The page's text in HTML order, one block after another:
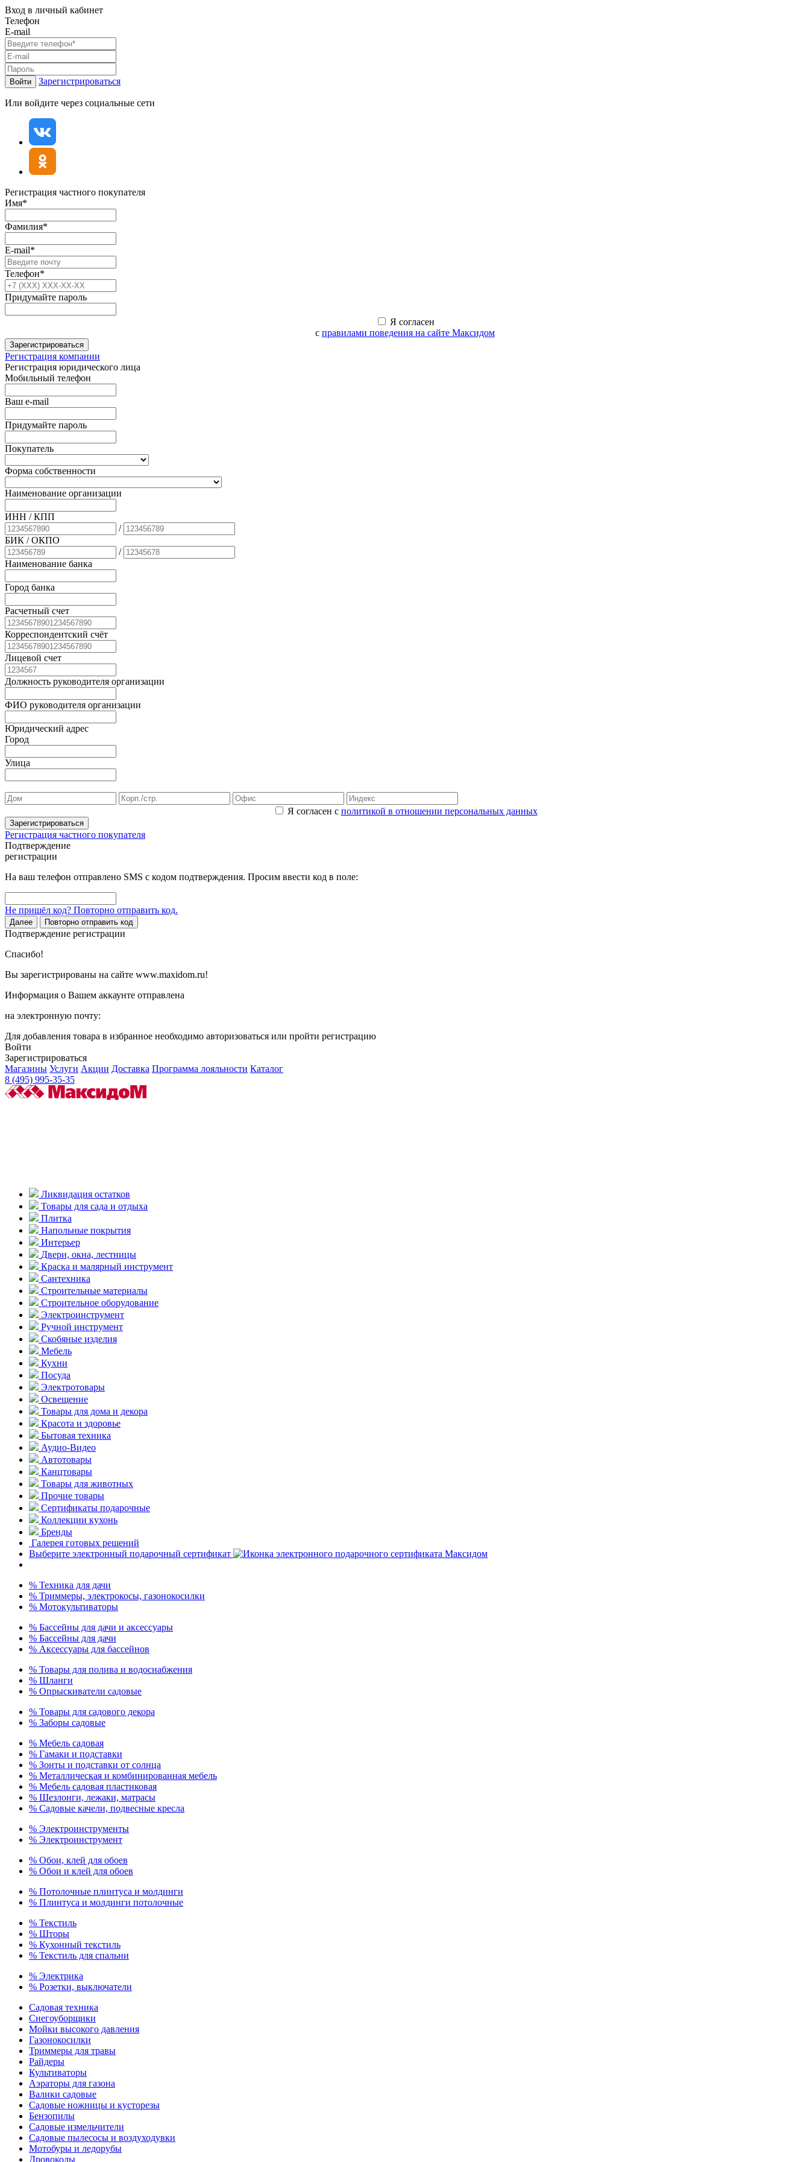
Вход в личный кабинет
Телефон
E-mail
Войти Зарегистрироваться
Или войдите через социальные сети
Регистрация частного покупателя
Имя*
Фамилия*
E-mail*
Телефон*
Придумайте пароль
Я согласен
с правилами поведения на сайте Максидом
Зарегистрироваться
Регистрация компании
Регистрация юридического лица
Мобильный телефон
Ваш e-mail
Придумайте пароль
Покупатель
Форма собственности
Наименование организации
ИНН / КПП
/
БИК / ОКПО
/
Наименование банка
Город банка
Расчетный счет
Корреспондентский счёт
Лицевой счет
Должность руководителя организации
ФИО руководителя организации
Юридический адрес
Город
Улица
Я согласен с политикой в отношении персональных данных
Зарегистрироваться
Регистрация частного покупателя
Подтверждение
регистрации
На ваш телефон отправлено SMS с кодом подтверждения. Просим ввести код в поле:
Не пришёл код? Повторно отправить код.
Далее Повторно отправить код
Подтверждение регистрации
Спасибо!
Вы зарегистрированы на сайте www.maxidom.ru!
Информация о Вашем аккаунте отправлена
на электронную почту:
Для добавления товара в избранное необходимо авторизоваться или пройти регистрацию
Войти
Зарегистрироваться
Магазины Услуги Акции Доставка Программа лояльности Каталог
8 (495) 995-35-35
Ликвидация остатков
Товары для сада и отдыха
Плитка
Напольные покрытия
Интерьер
Двери, окна, лестницы
Краска и малярный инструмент
Сантехника
Строительные материалы
Строительное оборудование
Электроинструмент
Ручной инструмент
Скобяные изделия
Мебель
Кухни
Посуда
Электротовары
Освещение
Товары для дома и декора
Красота и здоровье
Бытовая техника
Аудио-Видео
Автотовары
Канцтовары
Товары для животных
Прочие товары
Сертификаты подарочные
Коллекции кухонь
Бренды
Галерея готовых решений
Выберите электронный подарочный сертификат
% Техника для дачи
% Триммеры, электрокосы, газонокосилки
% Мотокультиваторы
% Бассейны для дачи и аксессуары
% Бассейны для дачи
% Аксессуары для бассейнов
% Товары для полива и водоснабжения
% Шланги
% Опрыскиватели садовые
% Товары для садового декора
% Заборы садовые
% Мебель садовая
% Гамаки и подставки
% Зонты и подставки от солнца
% Металлическая и комбинированная мебель
% Мебель садовая пластиковая
% Шезлонги, лежаки, матрасы
% Садовые качели, подвесные кресла
% Электроинструменты
% Электроинструмент
% Обои, клей для обоев
% Обои и клей для обоев
% Потолочные плинтуса и молдинги
% Плинтуса и молдинги потолочные
% Текстиль
% Шторы
% Кухонный текстиль
% Текстиль для спальни
% Электрика
% Розетки, выключатели
Садовая техника
Снегоуборщики
Мойки высокого давления
Газонокосилки
Триммеры для травы
Райдеры
Культиваторы
Аэраторы для газона
Валики садовые
Садовые ножницы и кусторезы
Бензопилы
Садовые измельчители
Садовые пылесосы и воздуходувки
Мотобуры и ледорубы
Дровоколы